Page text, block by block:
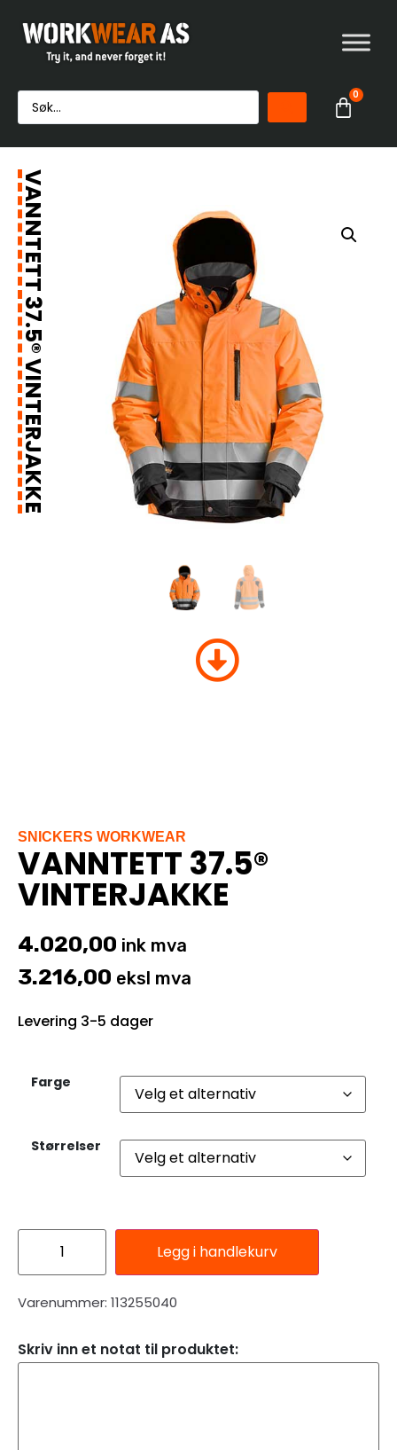
0
VANNTETT 37.5® VINTERJAKKE
SNICKERS WORKWEAR
VANNTETT 37.5®
VINTERJAKKE
4.020,00 ink mva
3.216,00 eksl mva
Levering 3-5 dager
Farge
Størrelser
Legg i handlekurv
Varenummer: 113255040
Skriv inn et notat til produktet: